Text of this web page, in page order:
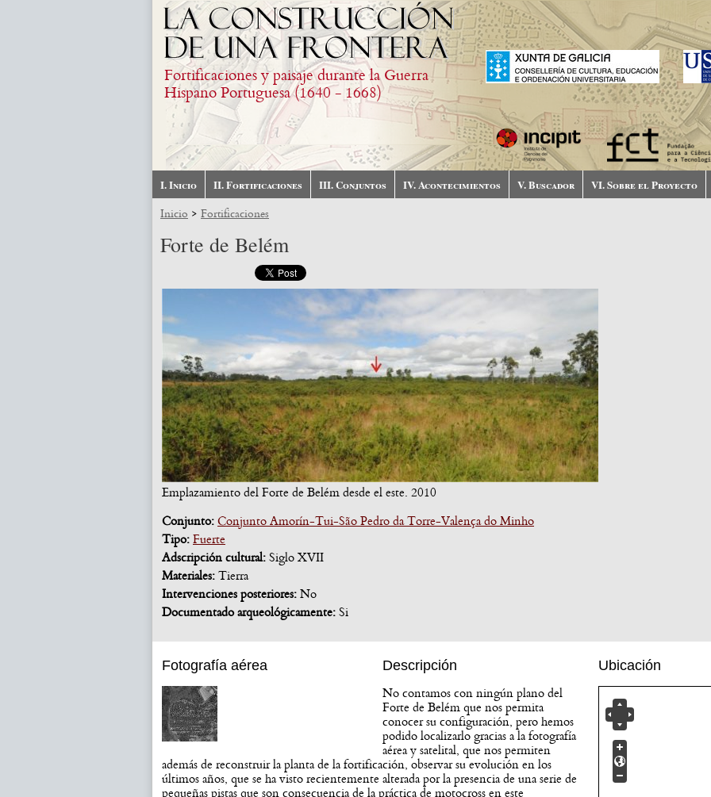
Fortificaciones y paisaje durante la Guerra
Hispano Portuguesa (1640 - 1668)
I. Inicio II. Fortificaciones III. Conjuntos IV. Acontecimientos V. Buscador VI. Sobre el Proyecto
Inicio > Fortificaciones
Forte de Belém
Emplazamiento del Forte de Belém desde el este. 2010
Conjunto: Conjunto Amorín-Tui-São Pedro da Torre-Valença do Minho
Tipo: Fuerte
Adscripción cultural: Siglo XVII
Materiales: Tierra
Intervenciones posteriores: No
Documentado arqueológicamente: Si
Fotografía aérea
Descripción
No contamos con ningún plano del
Forte de Belém que nos permita
conocer su configuración, pero hemos
podido localizarlo gracias a la fotografía
aérea y satelital, que nos permiten
además de reconstruir la planta de la fortificación, observar su evolución en los
últimos años, que se ha visto recientemente alterada por la presencia de una serie de
pequeñas pistas que son consecuencia de la práctica de motocross en este
Ubicación